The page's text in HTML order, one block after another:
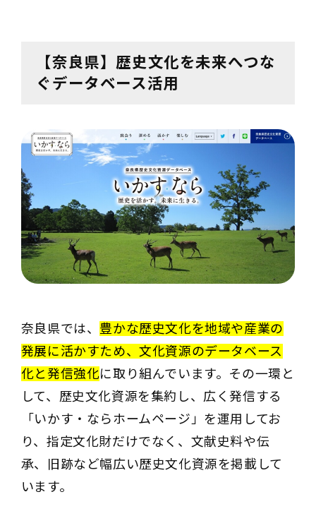
【奈良県】歴史文化を未来へつな
ぐデータベース活用
奈良県では、 豊かな歴史文化を地域や産業の
発展に活かすため、文化資源のデータベース
化と発信強化に取り組んでいます。その一環と
して、歴史文化資源を集約し、広く発信する
「いかす・ならホームページ」を運用してお
り、指定文化財だけでなく、文献史料や伝
承、旧跡など幅広い歴史文化資源を掲載して
います。